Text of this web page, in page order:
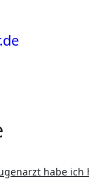
habe